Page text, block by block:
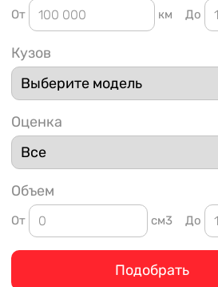
От км До
Кузов
Оценка
Объем
От см3 До
Подобрать